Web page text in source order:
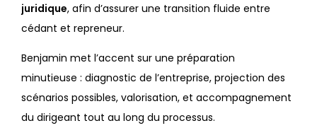
juridique, afin d’assurer une transition fluide entre
cédant et repreneur.
Benjamin met l’accent sur une préparation
minutieuse : diagnostic de l’entreprise, projection des
scénarios possibles, valorisation, et accompagnement
du dirigeant tout au long du processus.